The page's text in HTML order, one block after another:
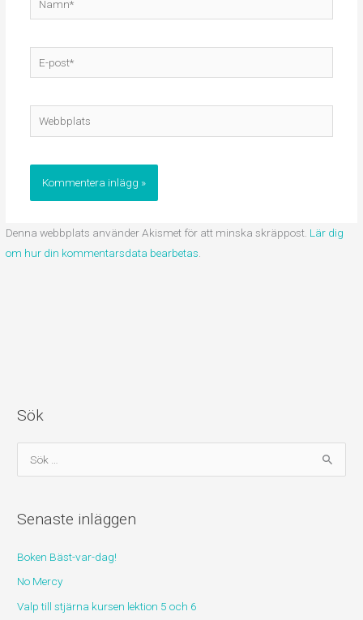
post*
Webbplats
Denna webbplats använder Akismet för att minska skräppost. Lär dig
om hur din kommentarsdata bearbetas
Sök
ö
e
t
e
r
Senaste inläggen
Boken Bäst-var-dag!
No Mercy
Valp till stjärna kursen lektion 5 och 6